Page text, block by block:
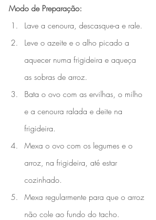
Modo de Preparação:
Lave a cenoura, descasque-­a e rale.
Leve o azeite e o alho picado a
aquecer numa frigideira e aqueça
as sobras de arroz.
Bata o ovo com as ervilhas, o milho
e a cenoura ralada e deite na
frigideira.
Mexa o ovo com os legumes e o
arroz, na frigideira, até estar
cozinhado.
Mexa regularmente para que o arroz
não cole ao fundo do tacho.